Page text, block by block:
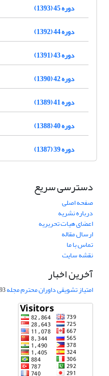
دوره 45 (1393)
دوره 44 (1392)
دوره 43 (1391)
دوره 42 (1390)
دوره 41 (1389)
دوره 40 (1388)
دوره 39 (1387)
دسترسی سریع
صفحه اصلی
درباره نشریه
اعضای هیات تحریریه
ارسال مقاله
تماس با ما
نقشه سایت
آخرین اخبار
امتیاز تشویقی داوران محترم مجله01